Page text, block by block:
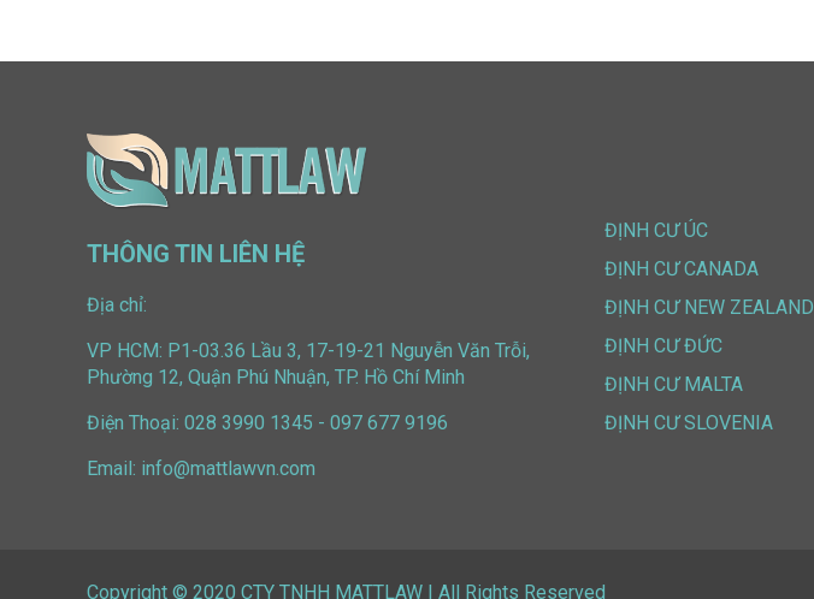
THÔNG TIN LIÊN HỆ
Địa chỉ:
VP HCM: P1-03.36 Lầu 3, 17-19-21 Nguyễn Văn Trỗi,
Phường 12, Quận Phú Nhuận, TP. Hồ Chí Minh
Điện Thoại: 028 3990 1345 - 097 677 9196
Email: info@mattlawvn.com
ĐỊNH CƯ ÚC
ĐỊNH CƯ CANADA
ĐỊNH CƯ NEW ZEALAND
ĐỊNH CƯ ĐỨC
ĐỊNH CƯ MALTA
ĐỊNH CƯ SLOVENIA
Copyright © 2020 CTY TNHH MATTLAW | All Rights Reserved